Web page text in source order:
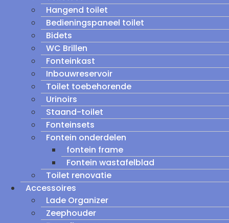
Hangend toilet
Bedieningspaneel toilet
Bidets
WC Brillen
Fonteinkast
Inbouwreservoir
Toilet toebehorende
Urinoirs
Staand-toilet
Fonteinsets
Fontein onderdelen
fontein frame
Fontein wastafelblad
Toilet renovatie
Accessoires
Lade Organizer
Zeephouder